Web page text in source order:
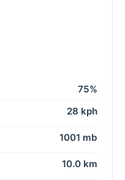
75%
28 kph
1001 mb
10.0 km